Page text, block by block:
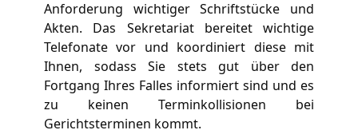
Anforderung wichtiger Schriftstücke und
Akten. Das Sekretariat bereitet wichtige
Telefonate vor und koordiniert diese mit
Ihnen, sodass Sie stets gut über den
Fortgang Ihres Falles informiert sind und es
zu keinen Terminkollisionen bei
Gerichtsterminen kommt.